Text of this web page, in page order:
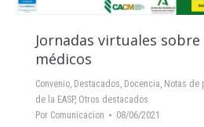
Jornadas virtuales
médicos
Convenio, Destacados, Docencia, Notas de
de la EASP, Otros destacados
Por Comunicacion 08/06/2021